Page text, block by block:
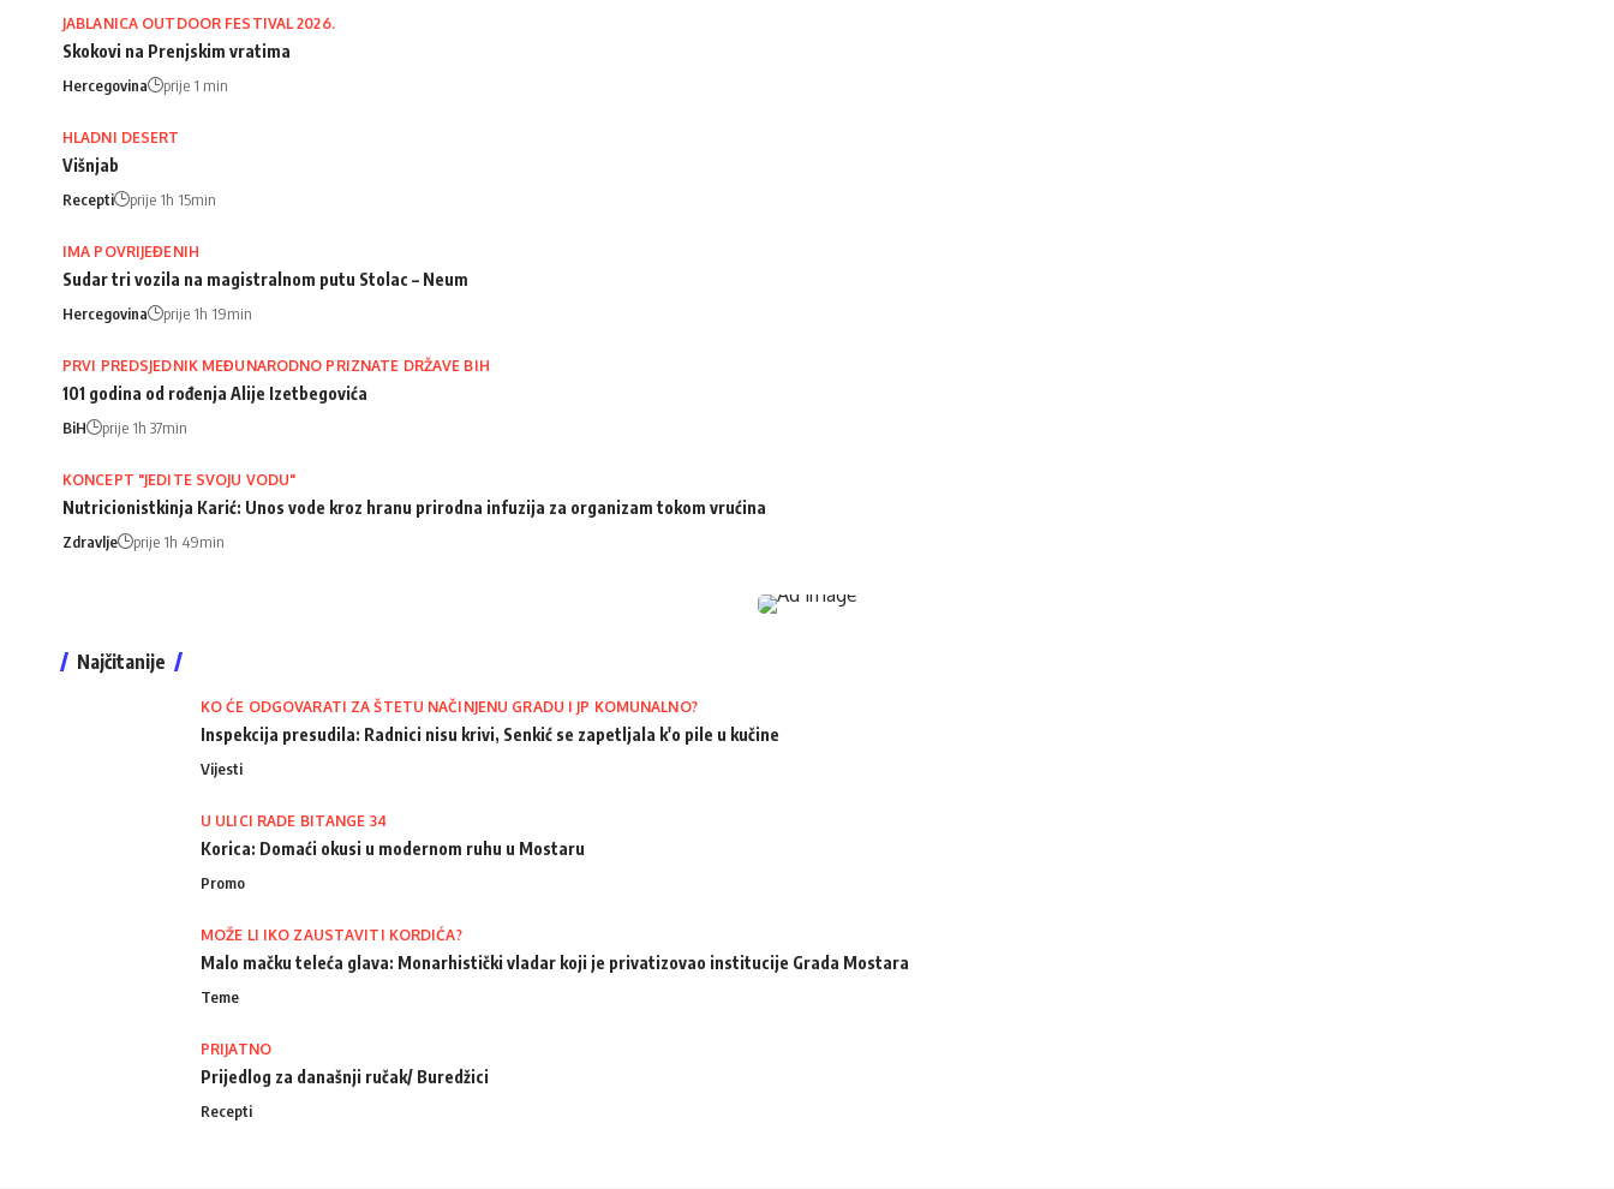
JABLANICA OUTDOOR FESTIVAL 2026.
Skokovi na Prenjskim vratima
Hercegovina prije 1 min
HLADNI DESERT
Višnjab
Recepti prije 1h 15min
IMA POVRIJEĐENIH
Sudar tri vozila na magistralnom putu Stolac – Neum
Hercegovina prije 1h 19min
PRVI PREDSJEDNIK MEĐUNARODNO PRIZNATE DRŽAVE BIH
101 godina od rođenja Alije Izetbegovića
BiH prije 1h 37min
KONCEPT "JEDITE SVOJU VODU"
Nutricionistkinja Karić: Unos vode kroz hranu prirodna infuzija za organizam tokom vrućina
Zdravlje prije 1h 49min
Najčitanije
KO ĆE ODGOVARATI ZA ŠTETU NAČINJENU GRADU I JP KOMUNALNO?
Inspekcija presudila: Radnici nisu krivi, Senkić se zapetljala k'o pile u kučine
Vijesti
U ULICI RADE BITANGE 34
Korica: Domaći okusi u modernom ruhu u Mostaru
Promo
MOŽE LI IKO ZAUSTAVITI KORDIĆA?
Malo mačku teleća glava: Monarhistički vladar koji je privatizovao institucije Grada Mostara
Teme
PRIJATNO
Prijedlog za današnji ručak/ Buredžici
Recepti